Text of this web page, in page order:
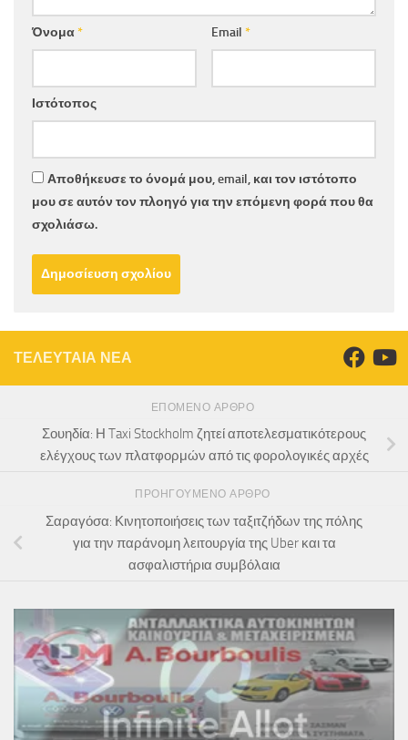
Όνομα* Email *
Ιστότοπος
Αποθήκευσε το όνομά μου, email, και τον ιστότοπο
μου σε αυτόν τον πλοηγό για την επόμενη φορά που θα
σχολιάσω.
ΤΕΛΕΥΤΑΙΑ ΝΕΑ
ΕΠΌΜΕΝΟ ΆΡΘΡΟ
Σουηδία: Η Taxi Stockholm ζητεί αποτελεσματικότερους
ελέγχους των πλατφορμών από τις φορολογικές αρχές
ΠΡΟΗΓΟΎΜΕΝΟ ΆΡΘΡΟ
Σαραγόσα: Κινητοποιήσεις των ταξιτζήδων της πόλης
για την παράνομη λειτουργία της Uber και τα
ασφαλιστήρια συμβόλαια